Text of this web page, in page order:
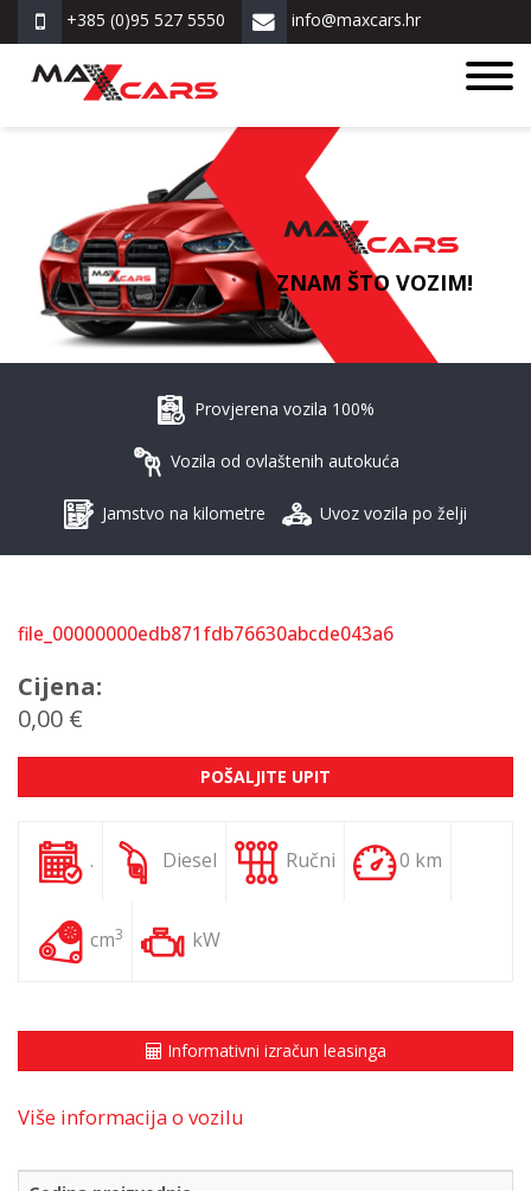
+385 (0)95 527 5550 info@maxcars.hr
ZNAM ŠTO VOZIM!
Provjerena vozila 100%
Vozila od ovlaštenih autokuća
Jamstvo na kilometre Uvoz vozila po želji
file_00000000edb871fdb76630abcde043a6
Cijena:
0,00 €
POŠALJITE UPIT
. Diesel Ručni 0 km
cm3 kW
Informativni izračun leasinga
Više informacija o vozilu